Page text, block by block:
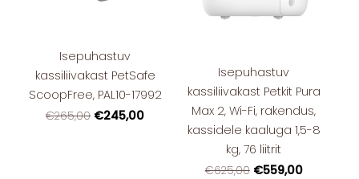
Isepuhastuv
kassiliivakast PetSafe
ScoopFree, PAL10-17992
€265,00 €245,00
Isepuhastuv
kassiliivakast Petkit Pura
Max 2, Wi-Fi, rakendus,
kassidele kaaluga 1,5-8
kg, 76 liitrit
€625,00 €559,00